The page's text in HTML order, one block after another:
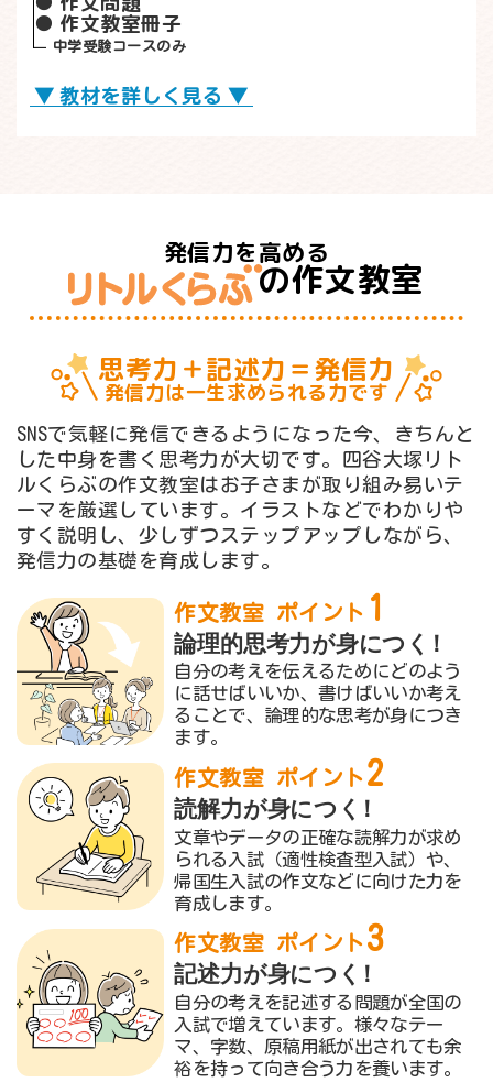
作文教室冊子
中学受験コースのみ
教材を詳しく見る
発信力を高める
の作文教室
思考力＋記述力＝発信力
発信力は一生求められる力です
SNSで気軽に発信できるようになった今、きちんと
した中身を書く思考力が大切です。四谷大塚リト
ルくらぶの作文教室はお子さまが取り組み易いテ
ーマを厳選しています。イラストなどでわかりや
すく説明し、少しずつステップアップしながら、
発信力の基礎を育成します。
作文教室 ポイント 1
論理的思考力が身につく ！
自分の考えを伝えるためにどのよう
に話せばいいか、書けばいいか考え
ることで、論理的な思考が身につき
ます。
作文教室 ポイント 2
読解力が身につく ！
文章やデータの正確な読解力が求め
られる入試（適性検査型入試）や、
帰国生入試の作文などに向けた力を
育成します。
作文教室 ポイント 3
記述力が身につく ！
自分の考えを記述する問題が全国の
入試で増えています。様々なテー
マ、字数、原稿用紙が出されても余
裕を持って向き合う力を養います。